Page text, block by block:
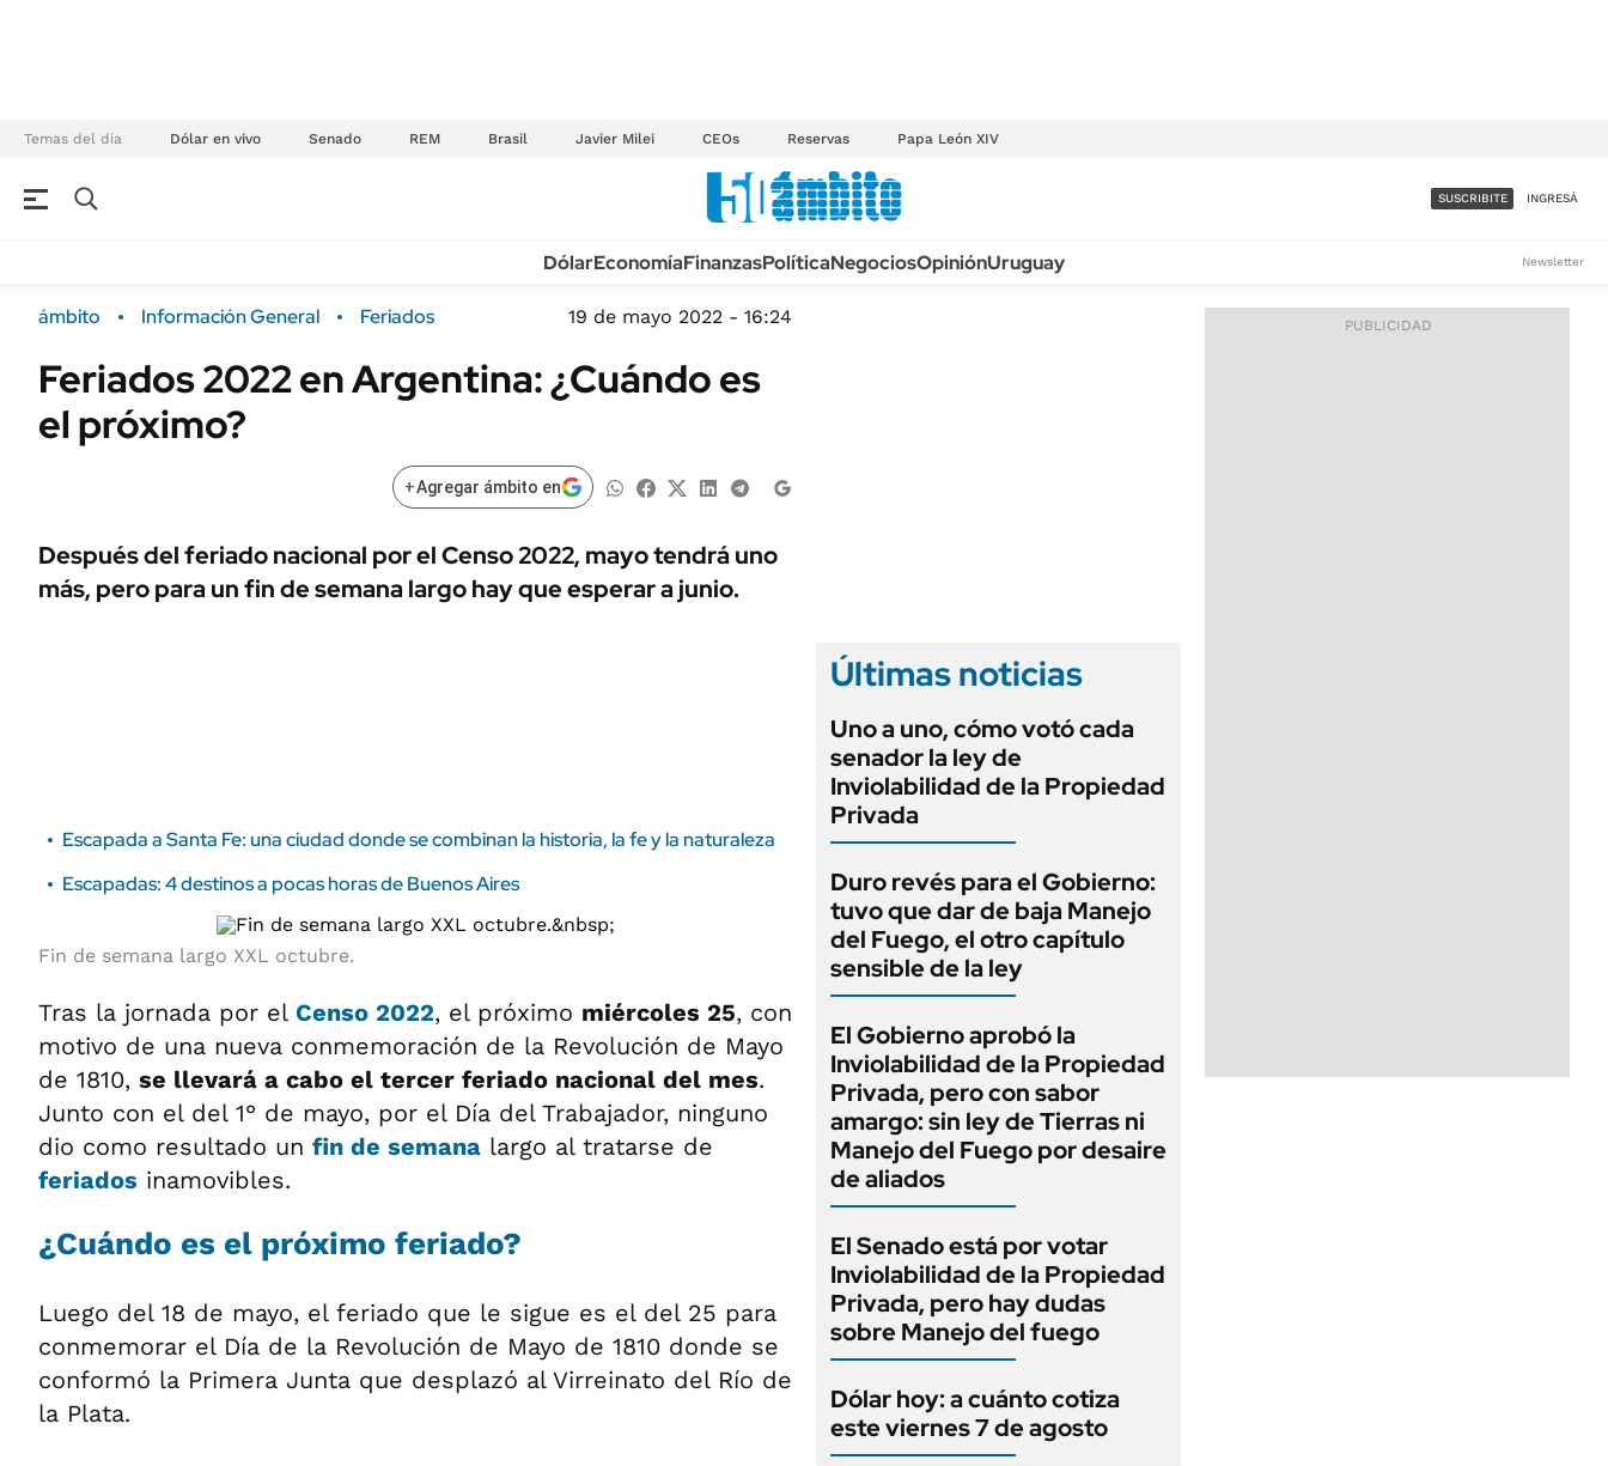
Temas del día Dólar en vivo Senado REM Brasil Javier Milei CEOs Reservas Papa León XIV
Campo
FINANZAS
ÁMBITO DEBATE
MEDIAKIT AMBITO DEBATE
Sustentabilidad
POLÍTICA
Municipios
TECNOLOGÍA
MÉXICO
MUNDO
LIFESTYLE
AUTOS
ACCESO FULL - $1.800/MES
SUSCRIBITE INGRESÁ
DólarEconomíaFinanzasPolíticaNegociosOpiniónUruguay Newsletter
ámbito Información General Feriados 19 de mayo 2022 - 16:24
Feriados 2022 en Argentina: ¿Cuándo es
el próximo?
+Agregar ámbito en
Después del feriado nacional por el Censo 2022, mayo tendrá uno
más, pero para un fin de semana largo hay que esperar a junio.
Escapada a Santa Fe: una ciudad donde se combinan la historia, la fe y la naturaleza
Escapadas: 4 destinos a pocas horas de Buenos Aires
Fin de semana largo XXL octubre.
Tras la jornada por el Censo 2022, el próximo miércoles 25, con
motivo de una nueva conmemoración de la Revolución de Mayo
de 1810, se llevará a cabo el tercer feriado nacional del mes.
Junto con el del 1° de mayo, por el Día del Trabajador, ninguno
dio como resultado un fin de semana largo al tratarse de
feriados inamovibles.
¿Cuándo es el próximo feriado?
Luego del 18 de mayo, el feriado que le sigue es el del 25 para
conmemorar el Día de la Revolución de Mayo de 1810 donde se
conformó la Primera Junta que desplazó al Virreinato del Río de
la Plata.
Últimas noticias
Uno a uno, cómo votó cada
senador la ley de
Inviolabilidad de la Propiedad
Privada
Duro revés para el Gobierno:
tuvo que dar de baja Manejo
del Fuego, el otro capítulo
sensible de la ley
El Gobierno aprobó la
Inviolabilidad de la Propiedad
Privada, pero con sabor
amargo: sin ley de Tierras ni
Manejo del Fuego por desaire
de aliados
El Senado está por votar
Inviolabilidad de la Propiedad
Privada, pero hay dudas
sobre Manejo del fuego
Dólar hoy: a cuánto cotiza
este viernes 7 de agosto